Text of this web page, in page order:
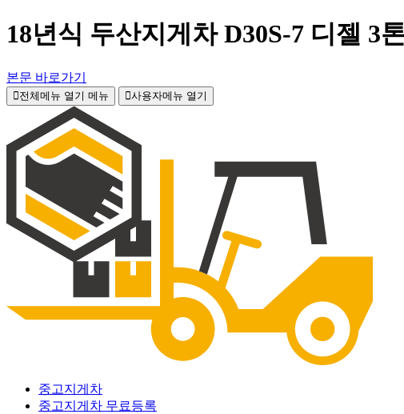
18년식 두산지게차 D30S-7 디젤 3
본문 바로가기
전체메뉴 열기 메뉴 사용자메뉴 열기
중고지게차
중고지게차 무료등록